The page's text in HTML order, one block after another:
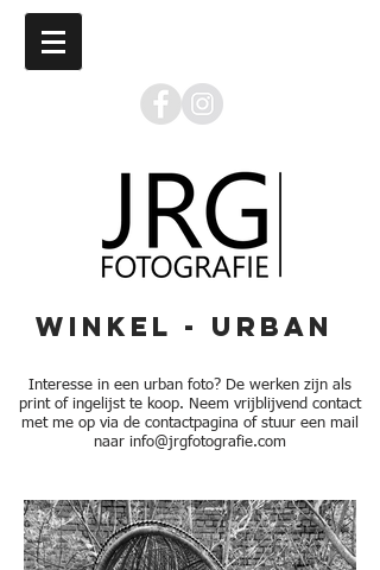
Winkel - Urban
Interesse in een urban foto? De werken zijn als
print of ingelijst te koop. Neem vrijblijvend contact
met me op via de contactpagina of stuur een mail
naar info@jrgfotografie.com